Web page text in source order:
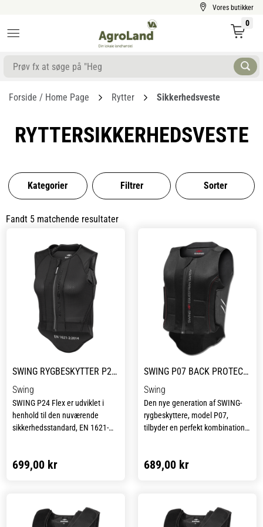
Vores butikker
0
Forside / Home Page Rytter Sikkerhedsveste
RYTTERSIKKERHEDSVESTE
Kategorier Filtrer Sorter
Fandt 5 matchende resultater
SWING RYGBESKYTTER P24 FLEX VOKSEN
Swing
SWING P24 Flex er udviklet i
henhold til den nuværende
sikkerhedsstandard, EN 1621-
ridning. Dens 5-lags SWING-Flex-
maksimal bevægelsesfrihed
699,00 kr
SWING P07 BACK PROTECTOR FLEXIBLE BARN
Swing
Den nye generation af SWING-
rygbeskyttere, model P07,
tilbyder en perfekt kombination
graders beskyttelse af rygsøjlen
2:2014.
689,00 kr